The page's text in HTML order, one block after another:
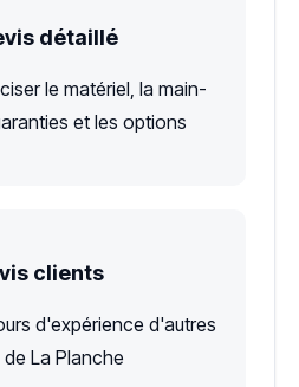
détaillé
le matériel, la main-
et les options
clients
d'expérience d'autres
La Planche